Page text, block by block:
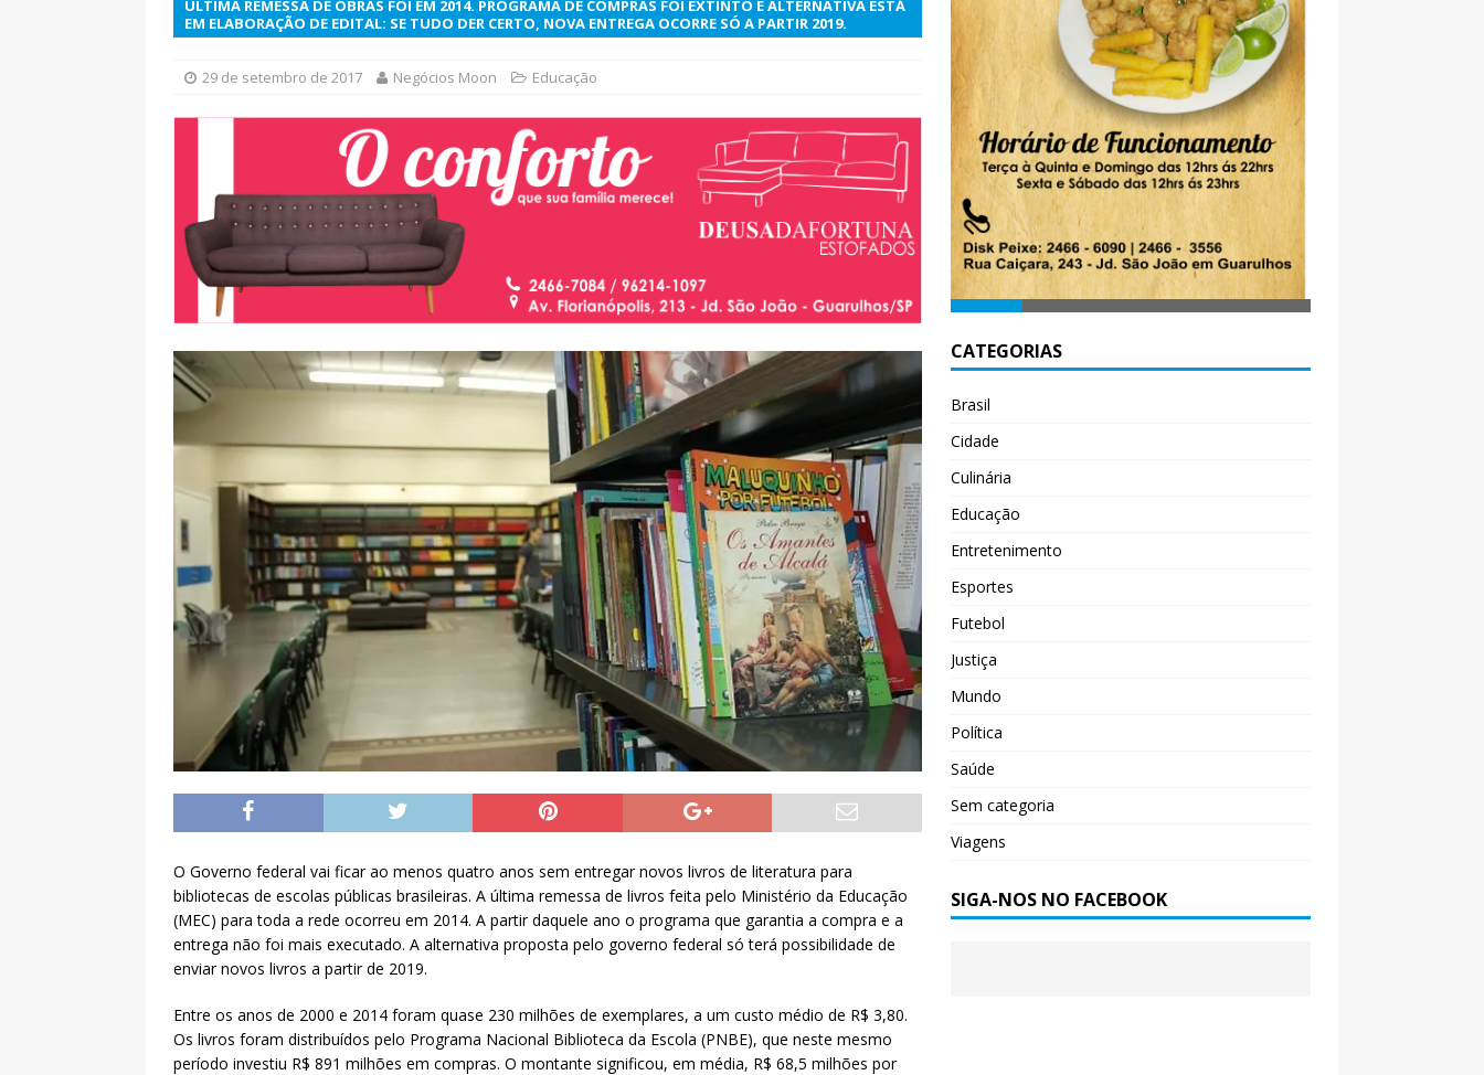
ÚLTIMA REMESSA DE OBRAS FOI EM 2014. PROGRAMA DE COMPRAS FOI EXTINTO E ALTERNATIVA ESTÁ
EM ELABORAÇÃO DE EDITAL: SE TUDO DER CERTO, NOVA ENTREGA OCORRE SÓ A PARTIR 2019.
29 de setembro de 2017 Negócios Moon Educação
O Governo federal vai ficar ao menos quatro anos sem entregar novos livros de literatura para
bibliotecas de escolas públicas brasileiras. A última remessa de livros feita pelo Ministério da Educação
(MEC) para toda a rede ocorreu em 2014. A partir daquele ano o programa que garantia a compra e a
entrega não foi mais executado. A alternativa proposta pelo governo federal só terá possibilidade de
enviar novos livros a partir de 2019.
Entre os anos de 2000 e 2014 foram quase 230 milhões de exemplares, a um custo médio de R$ 3,80.
Os livros foram distribuídos pelo Programa Nacional Biblioteca da Escola (PNBE), que neste mesmo
período investiu R$ 891 milhões em compras. O montante significou, em média, R$ 68,5 milhões por
CATEGORIAS
Brasil
Cidade
Culinária
Educação
Entretenimento
Esportes
Futebol
Justiça
Mundo
Política
Saúde
Sem categoria
Viagens
SIGA-NOS NO FACEBOOK